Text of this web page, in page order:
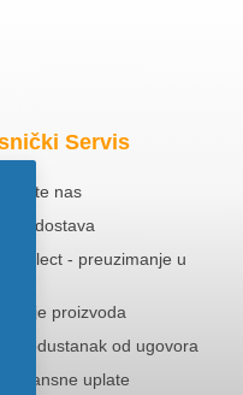
Servis
nas
dostava
Collect - preuzimanje u
proizvoda
na odustanak od ugovora
Avansne uplate